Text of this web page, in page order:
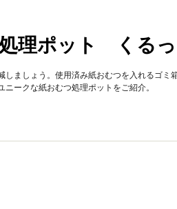
理ポット くる
ましょう。使用済み紙おむつを入れるゴミ
ークな紙おむつ処理ポットをご紹介。